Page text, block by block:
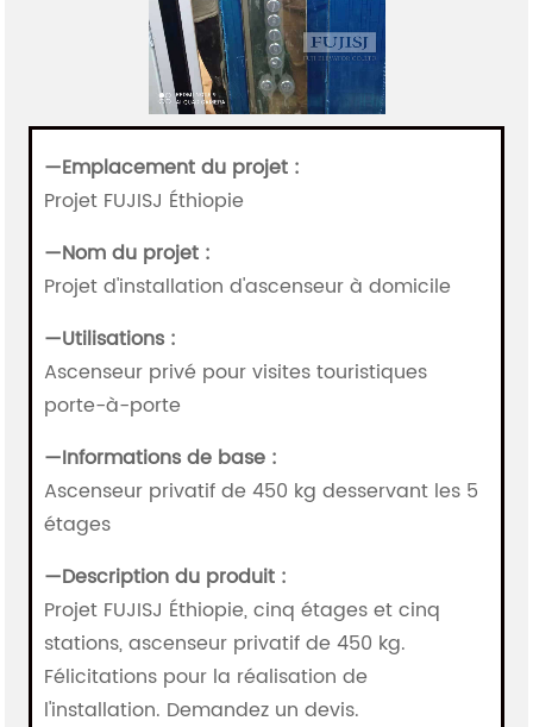
—Emplacement du projet :
Projet FUJISJ Éthiopie
—Nom du projet :
Projet d'installation d'ascenseur à domicile
—Utilisations :
Ascenseur privé pour visites touristiques
porte-à-porte
—Informations de base :
Ascenseur privatif de 450 kg desservant les 5
étages
—Description du produit :
Projet FUJISJ Éthiopie, cinq étages et cinq
stations, ascenseur privatif de 450 kg.
Félicitations pour la réalisation de
l'installation. Demandez un devis.